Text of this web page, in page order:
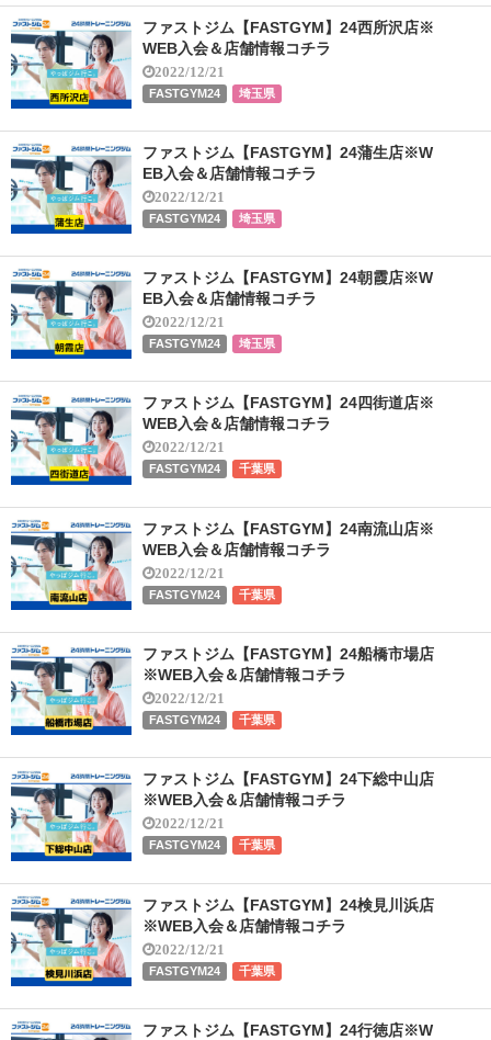
ファストジム【FASTGYM】24西所沢店※
WEB入会＆店舗情報コチラ
2022/12/21
FASTGYM24 埼玉県
ファストジム【FASTGYM】24蒲生店※W
EB入会＆店舗情報コチラ
2022/12/21
FASTGYM24 埼玉県
ファストジム【FASTGYM】24朝霞店※W
EB入会＆店舗情報コチラ
2022/12/21
FASTGYM24 埼玉県
ファストジム【FASTGYM】24四街道店※
WEB入会＆店舗情報コチラ
2022/12/21
FASTGYM24 千葉県
ファストジム【FASTGYM】24南流山店※
WEB入会＆店舗情報コチラ
2022/12/21
FASTGYM24 千葉県
ファストジム【FASTGYM】24船橋市場店
※WEB入会＆店舗情報コチラ
2022/12/21
FASTGYM24 千葉県
ファストジム【FASTGYM】24下総中山店
※WEB入会＆店舗情報コチラ
2022/12/21
FASTGYM24 千葉県
ファストジム【FASTGYM】24検見川浜店
※WEB入会＆店舗情報コチラ
2022/12/21
FASTGYM24 千葉県
ファストジム【FASTGYM】24行徳店※W